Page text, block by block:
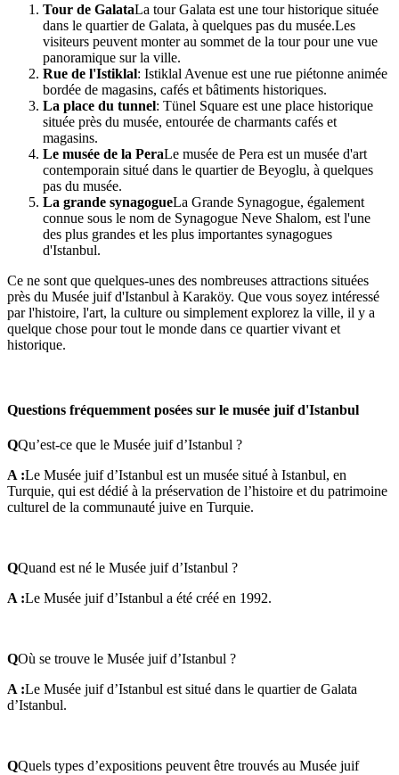
Tour de GalataLa tour Galata est une tour historique située
dans le quartier de Galata, à quelques pas du musée.Les
visiteurs peuvent monter au sommet de la tour pour une vue
panoramique sur la ville.
Rue de l'Istiklal: Istiklal Avenue est une rue piétonne animée
bordée de magasins, cafés et bâtiments historiques.
La place du tunnel: Tünel Square est une place historique
située près du musée, entourée de charmants cafés et
magasins.
Le musée de la PeraLe musée de Pera est un musée d'art
contemporain situé dans le quartier de Beyoglu, à quelques
pas du musée.
La grande synagogueLa Grande Synagogue, également
connue sous le nom de Synagogue Neve Shalom, est l'une
des plus grandes et les plus importantes synagogues
d'Istanbul.
Ce ne sont que quelques-unes des nombreuses attractions situées
près du Musée juif d'Istanbul à Karaköy. Que vous soyez intéressé
par l'histoire, l'art, la culture ou simplement explorez la ville, il y a
quelque chose pour tout le monde dans ce quartier vivant et
historique.
Questions fréquemment posées sur le musée juif d'Istanbul
QQu’est-ce que le Musée juif d’Istanbul ?
A :Le Musée juif d’Istanbul est un musée situé à Istanbul, en
Turquie, qui est dédié à la préservation de l’histoire et du patrimoine
culturel de la communauté juive en Turquie.
QQuand est né le Musée juif d’Istanbul ?
A :Le Musée juif d’Istanbul a été créé en 1992.
QOù se trouve le Musée juif d’Istanbul ?
A :Le Musée juif d’Istanbul est situé dans le quartier de Galata
d’Istanbul.
QQuels types d’expositions peuvent être trouvés au Musée juif